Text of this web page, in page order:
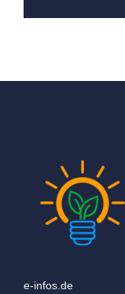
e-infos.de